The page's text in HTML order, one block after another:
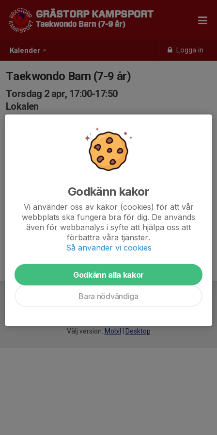
Kalender Logga in
GRÄSTORP KAMPSPORT
Taekwondo Barn (7-9 år)
Taekwondo Barn (7-9 år)
Torsdag 2 apr, 17:00-17:50
Lokalen
Välj version: Mobil Desktop
Godkänn kakor
Vi använder oss av kakor (cookies) för att vår
webbplats ska fungera bra för dig. De används
även för webbanalys i syfte att hjälpa oss att
förbättra våra tjänster.
Så använder vi cookies
Godkänn alla kakor
Bara nödvändiga